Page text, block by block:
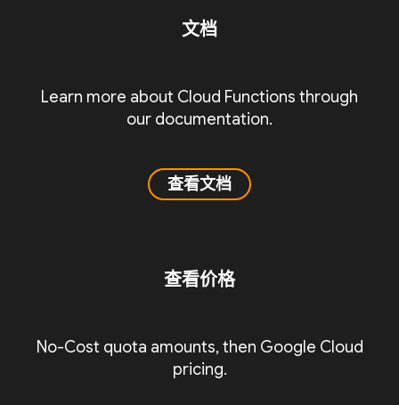
文档
Learn more about Cloud Functions through
our documentation.
查看文档
查看价格
No-Cost quota amounts, then Google Cloud
pricing.